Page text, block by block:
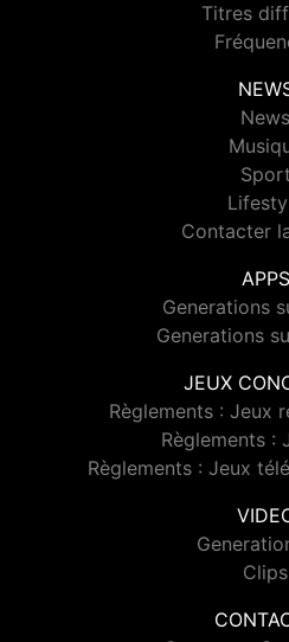
Titres
News
Sport
Contacter
APPS
Generations
Generations
JEUX
Règlements : Jeux
Règlements :
Règlements : Jeux
Clips